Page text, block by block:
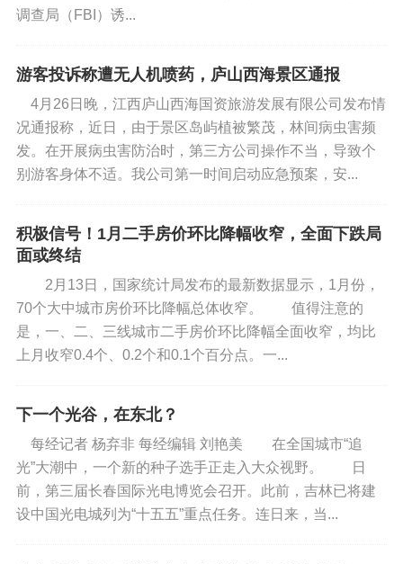
调查局（FBI）诱...
游客投诉称遭无人机喷药，庐山西海景区通报
4月26日晚，江西庐山西海国资旅游发展有限公司发布情
况通报称，近日，由于景区岛屿植被繁茂，林间病虫害频
发。在开展病虫害防治时，第三方公司操作不当，导致个
别游客身体不适。我公司第一时间启动应急预案，安...
积极信号！1月二手房价环比降幅收窄，全面下跌局
面或终结
2月13日，国家统计局发布的最新数据显示，1月份，
70个大中城市房价环比降幅总体收窄。 值得注意的
是，一、二、三线城市二手房价环比降幅全面收窄，均比
上月收窄0.4个、0.2个和0.1个百分点。一...
下一个光谷，在东北？
每经记者 杨弃非 每经编辑 刘艳美 在全国城市“追
光”大潮中，一个新的种子选手正走入大众视野。 日
前，第三届长春国际光电博览会召开。此前，吉林已将建
设中国光电城列为“十五五”重点任务。连日来，当...